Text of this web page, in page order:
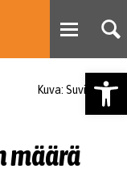
HAE
Kuva: Suvi Elo
määrä